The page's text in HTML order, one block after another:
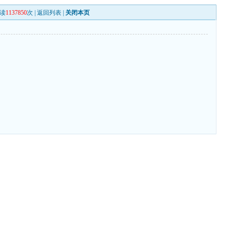
1137850次 |返回列表 关闭本页